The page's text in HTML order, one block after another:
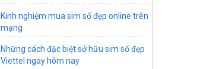
Kinh nghiệm mua sim số đẹp online trên
mạng
Những cách đặc biệt sở hữu sim số đẹp
Viettel ngay hôm nay